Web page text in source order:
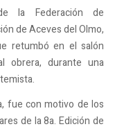
la Federación de
de Aceves del Olmo,
retumbó en el salón
obrera, durante una
fue con motivo de los
de la 8a. Edición de